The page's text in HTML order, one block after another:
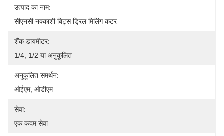
उत्पाद का नाम:
सीएनसी नक्काशी बिट्स ड्रिल मिलिंग कटर
शैंक डायमीटर:
1/4, 1/2 या अनुकूलित
अनुकूलित समर्थन:
ओईएम, ओडीएम
सेवा:
एक कदम सेवा